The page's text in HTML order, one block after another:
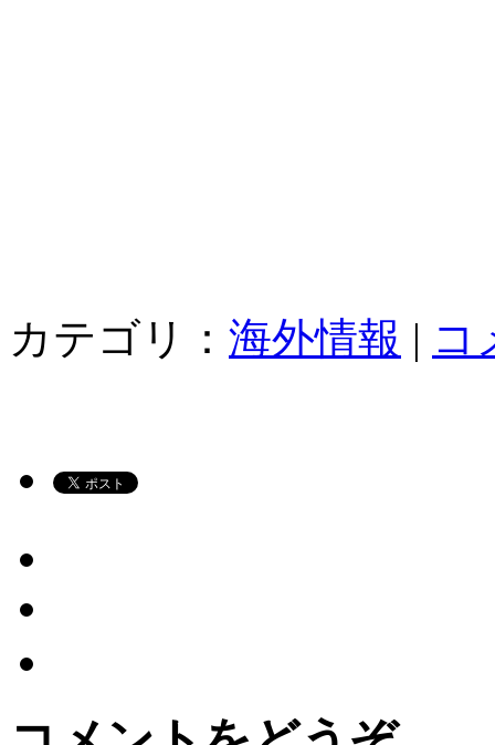
カテゴリ： 海外情報 | コ